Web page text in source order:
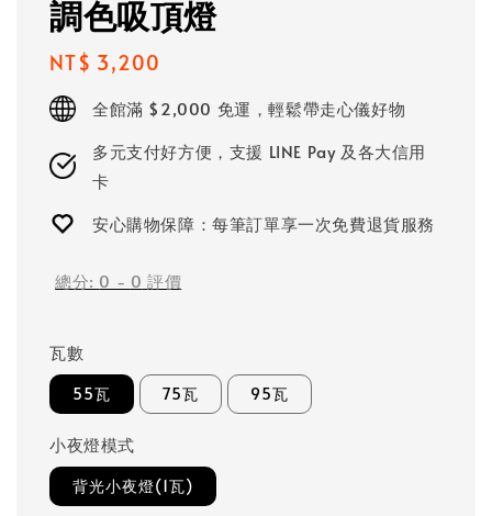
調色吸頂燈
Regular
price
NT$ 3,200
全館滿 $2,000 免運，輕鬆帶走心儀好物
多元支付好方便，支援 LINE Pay 及各大信用
卡
安心購物保障：每筆訂單享一次免費退貨服務
總分: 0 - 0 評價
瓦數
55瓦 75瓦 95瓦
小夜燈模式
背光小夜燈(1瓦)